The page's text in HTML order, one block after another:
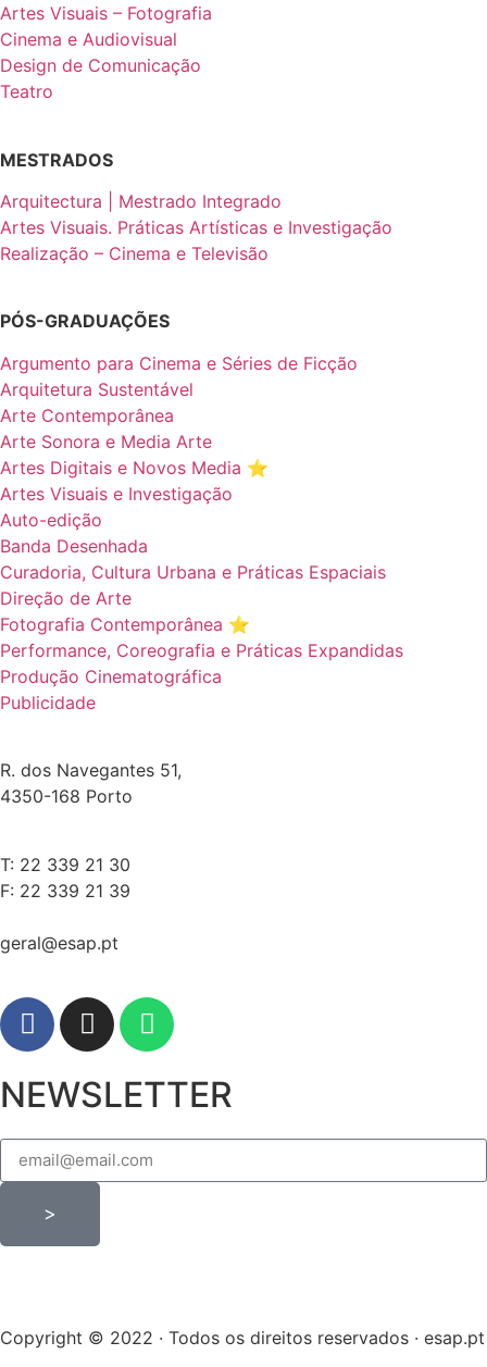
Artes Visuais – Fotografia
Cinema e Audiovisual
Design de Comunicação
Teatro
MESTRADOS
Arquitectura | Mestrado Integrado
Artes Visuais. Práticas Artísticas e Investigação
Realização – Cinema e Televisão
PÓS-GRADUAÇÕES
Argumento para Cinema e Séries de Ficção
Arquitetura Sustentável
Arte Contemporânea
Arte Sonora e Media Arte
Artes Digitais e Novos Media ⭐️
Artes Visuais e Investigação
Auto-edição
Banda Desenhada
Curadoria, Cultura Urbana e Práticas Espaciais
Direção de Arte
Fotografia Contemporânea ⭐️
Performance, Coreografia e Práticas Expandidas
Produção Cinematográfica
Publicidade
R. dos Navegantes 51,
4350-168 Porto
T: 22 339 21 30
F: 22 339 21 39
geral@esap.pt
NEWSLETTER
>
Copyright © 2022 · Todos os direitos reservados · esap.pt